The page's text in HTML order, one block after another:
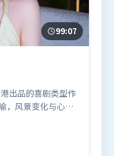
99:07
出品的喜剧类型作
，风景变化与心境
实验感，配乐与
执导，苍井优、
、艾米莉·布朗